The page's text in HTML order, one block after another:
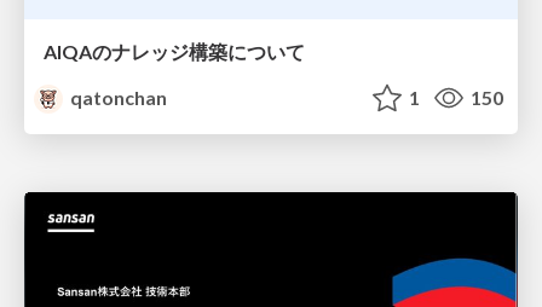
AIQAのナレッジ構築について
qatonchan
1 150